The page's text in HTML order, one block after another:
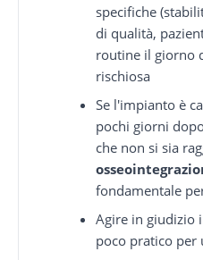
specifiche
di qualità,
routine il giorno
rischiosa
Se l'impianto è
pochi giorni
che non si sia
fondamentale
Agire in giudizio
poco pratico